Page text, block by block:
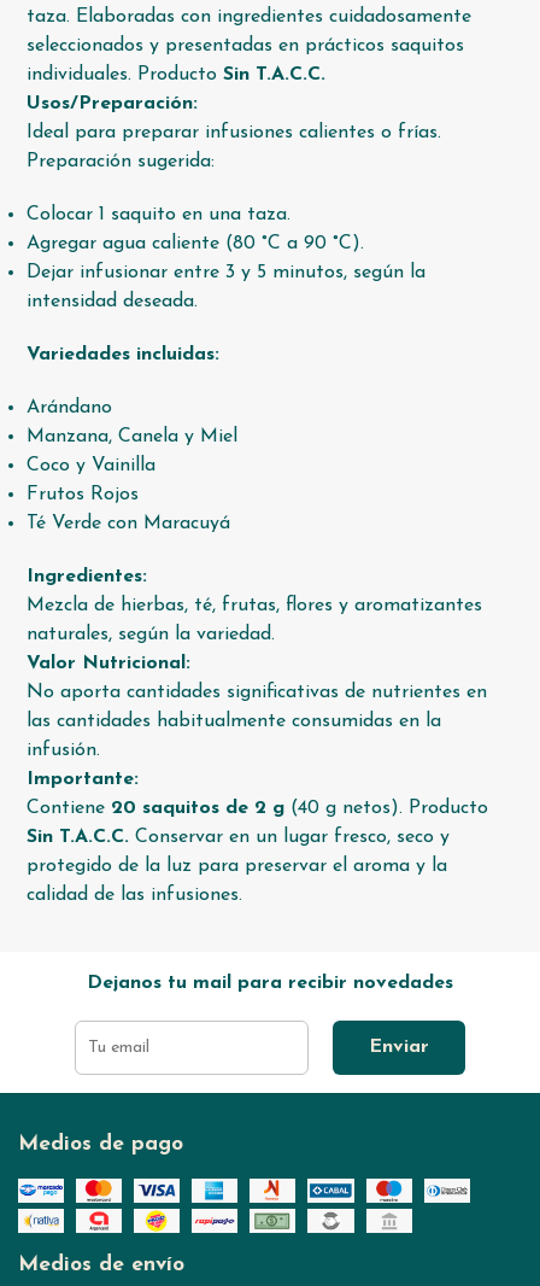
taza. Elaboradas con ingredientes cuidadosamente
seleccionados y presentadas en prácticos saquitos
individuales. ProductoSin T.A.C.C.
Usos/Preparación:
Ideal para preparar infusiones calientes o frías.
Preparación sugerida:
Colocar 1 saquito en una taza.
Agregar agua caliente (80 °C a 90 °C).
Dejar infusionar entre 3 y 5 minutos, según la
intensidad deseada.
Variedades incluidas:
Arándano
Manzana, Canela y Miel
Coco y Vainilla
Frutos Rojos
Té Verde con Maracuyá
Ingredientes:
Mezcla de hierbas, té, frutas, flores y aromatizantes
naturales, según la variedad.
Valor Nutricional:
No aporta cantidades significativas de nutrientes en
las cantidades habitualmente consumidas en la
infusión.
Importante:
Contiene 20 saquitos de 2 g (40 g netos). Producto
Sin T.A.C.C. Conservar en un lugar fresco, seco y
protegido de la luz para preservar el aroma y la
calidad de las infusiones.
Dejanos tu mail para recibir novedades
Enviar
Medios de pago
Medios de envío